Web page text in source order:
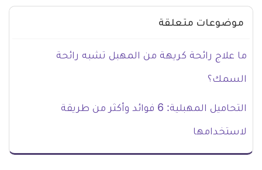
موضوعات متعلقة
ما علاج رائحة كريهة من المهبل تشبه رائحة
السمك؟
التحاميل المهبلية: 6 فوائد وأكثر من طريقة
لاستخدامها